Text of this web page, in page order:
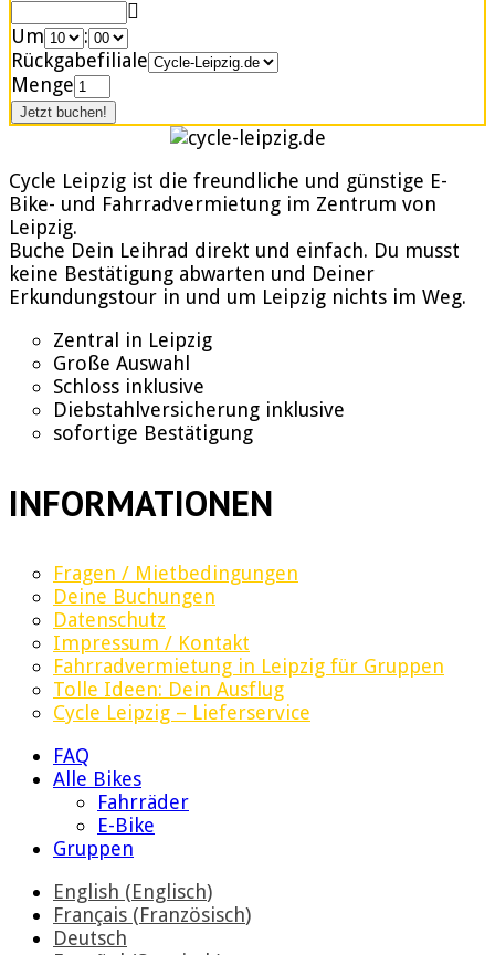
Um
:
Rückgabefiliale
Menge
Cycle Leipzig ist die freundliche und günstige E-
Bike- und Fahrradvermietung im Zentrum von
Leipzig.
Buche Dein Leihrad direkt und einfach. Du musst
keine Bestätigung abwarten und Deiner
Erkundungstour in und um Leipzig nichts im Weg.
Zentral in Leipzig
Große Auswahl
Schloss inklusive
Diebstahlversicherung inklusive
sofortige Bestätigung
INFORMATIONEN
Fragen / Mietbedingungen
Deine Buchungen
Datenschutz
Impressum / Kontakt
Fahrradvermietung in Leipzig für Gruppen
Tolle Ideen: Dein Ausflug
Cycle Leipzig – Lieferservice
FAQ
Alle Bikes
Fahrräder
E-Bike
Gruppen
English (Englisch)
Français (Französisch)
Deutsch